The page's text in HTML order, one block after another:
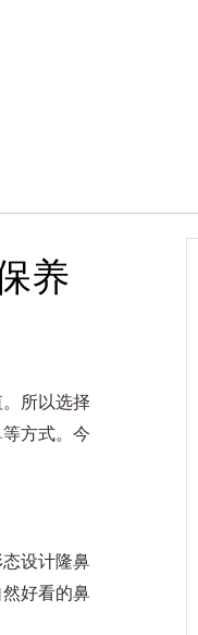
养
所以选择
方式。今
设计隆鼻
好看的鼻